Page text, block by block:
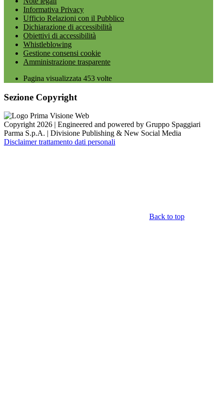
Informativa Privacy
Ufficio Relazioni con il Pubblico
Dichiarazione di accessibilità
Obiettivi di accessibilità
Whistleblowing
Gestione consensi cookie
Amministrazione trasparente
Pagina visualizzata 453 volte
Sezione Copyright
Copyright 2026 | Engineered and powered by Gruppo Spaggiari
Parma S.p.A. | Divisione Publishing & New Social Media
Disclaimer trattamento dati personali
Back to top